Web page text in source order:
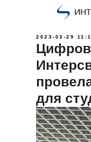
2023-03-29
для